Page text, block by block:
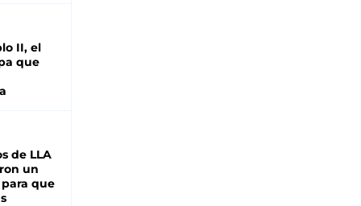
II, el
que
de LLA
un
que